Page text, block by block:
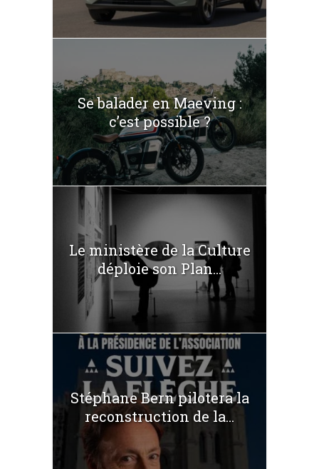
Se balader en Maeving :
c’est possible ?
Le ministère de la Culture
déploie son Plan...
Stéphane Bern pilotera la
reconstruction de la...